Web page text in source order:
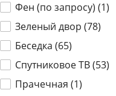
Фен (по запросу) (1)
Зеленый двор (78)
Беседка (65)
Спутниковое ТВ (53)
Прачечная (1)